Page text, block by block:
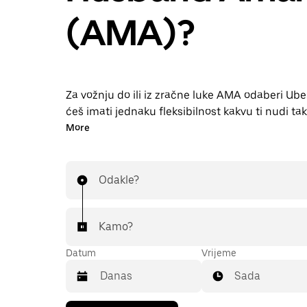
(AMA)?
Za vožnju do ili iz zračne luke AMA odaberi
ćeš imati jednaku fleksibilnost kakvu ti nudi
kombinaciji s korisnim značajkama dostupnim
Uber. Vožnju možeš naručiti u zadnji čas,
unaprijed određena i povoljna. U samo nekoliko
More
Odakle?
Kamo?
Datum Vrijeme
Sada